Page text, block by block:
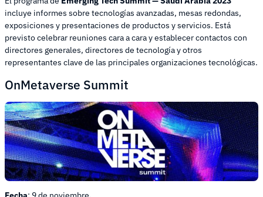
incluye informes sobre tecnologías avanzadas, mesas redondas,
exposiciones y presentaciones de productos y servicios. Está
previsto celebrar reuniones cara a cara y establecer contactos con
directores generales, directores de tecnología y otros
representantes clave de las principales organizaciones tecnológicas.
OnMetaverse Summit